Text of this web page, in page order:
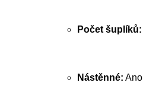
Počet šuplíků:
Nástěnné: Ano